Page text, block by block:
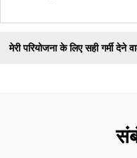
मेरी परियोजना के लिए सही गर्मी